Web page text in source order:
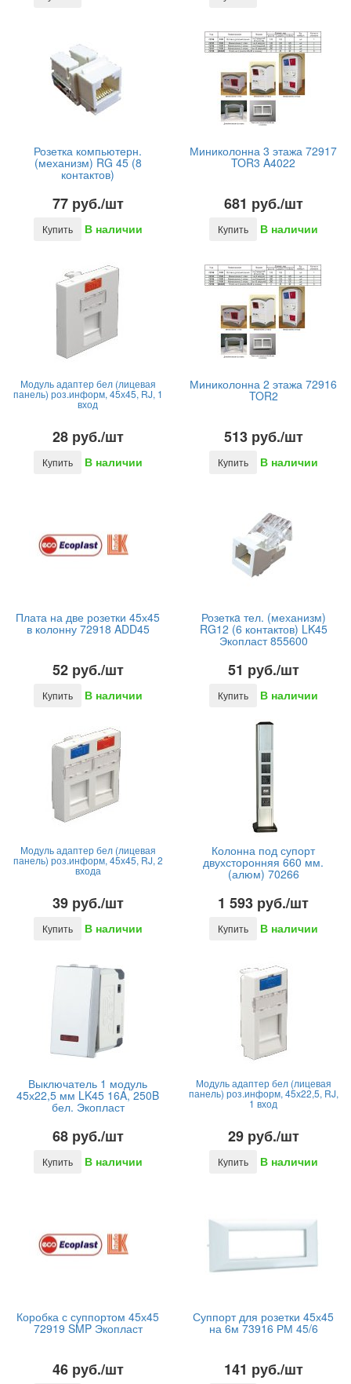
Розетка компьютерн.
(механизм) RG 45 (8
контактов)
77 руб./шт
Купить В наличии
Миниколонна 3 этажа 72917
TOR3 A4022
681 руб./шт
Купить В наличии
Модуль адаптер бел (лицевая
панель) роз.информ, 45х45, RJ, 1
вход
28 руб./шт
Купить В наличии
Миниколонна 2 этажа 72916
TOR2
513 руб./шт
Купить В наличии
Плата на две розетки 45х45
в колонну 72918 ADD45
52 руб./шт
Купить В наличии
Розеткa тел. (механизм)
RG12 (6 контактов) LK45
Экопласт 855600
51 руб./шт
Купить В наличии
Модуль адаптер бел (лицевая
панель) роз.информ, 45х45, RJ, 2
входа
39 руб./шт
Купить В наличии
Колонна под супорт
двухсторонняя 660 мм.
(алюм) 70266
1 593 руб./шт
Купить В наличии
Выключатель 1 модуль
45х22,5 мм LK45 16A, 250B
бел. Экопласт
68 руб./шт
Купить В наличии
Модуль адаптер бел (лицевая
панель) роз.информ, 45х22,5, RJ,
1 вход
29 руб./шт
Купить В наличии
Коробка с суппортом 45х45
72919 SMP Экопласт
46 руб./шт
Суппорт для розетки 45х45
на 6м 73916 РМ 45/6
141 руб./шт